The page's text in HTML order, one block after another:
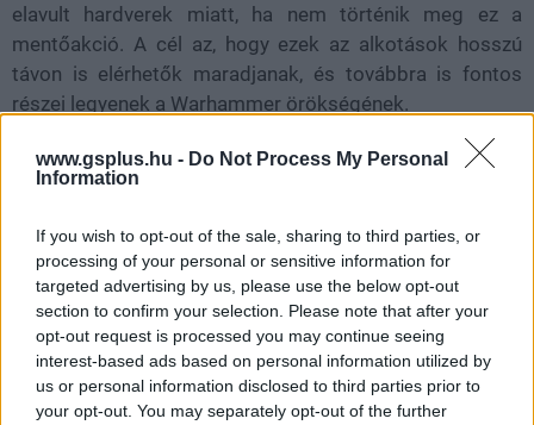
www.gsplus.hu - Do Not Process My Personal
Information
If you wish to opt-out of the sale, sharing to third parties, or
processing of your personal or sensitive information for
targeted advertising by us, please use the below opt-out
section to confirm your selection. Please note that after your
opt-out request is processed you may continue seeing
interest-based ads based on personal information utilized by
us or personal information disclosed to third parties prior to
your opt-out. You may separately opt-out of the further
elavult hardverek miatt, ha nem történik meg ez a
mentőakció. A cél az, hogy ezek az alkotások hosszú
távon is elérhetők maradjanak, és továbbra is fontos
részei legyenek a Warhammer örökségének.
A rajt alkalmából az összes érintett cím
kedvezményesen érhető el, ráadásul tematikus
korlátozott ideig. Fontos ugyanakkor hozzátenni, hogy
ezek a játékok a saját koruk lenyomatai, így bizonyos
tartalmak vagy ábrázolások eltérhetnek a mai
Warhammer-kánontól.
Nem akarsz lemaradni semmiről?